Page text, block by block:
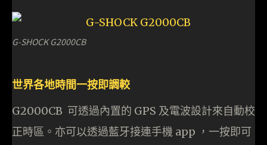
G-SHOCK G2000CB
世界各地時間一按即調較
G2000CB 可透過內置的 GPS 及電波設計來自動校
正時區。亦可以透過藍牙接連手機 app ，一按即可